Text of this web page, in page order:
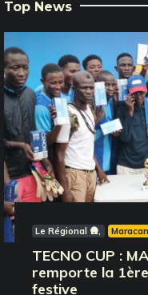
Top News
Le Régional 🛖
TECNO CUP :
remporte la
festive